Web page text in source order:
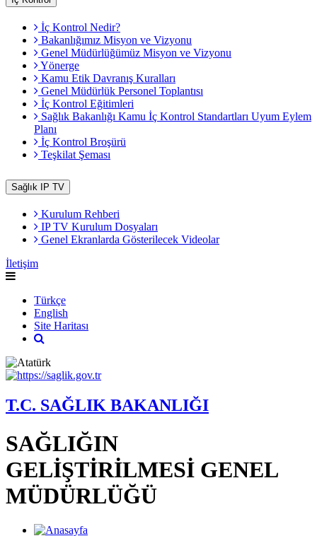
İç Kontrol Nedir?
Bakanlığımız Misyon ve Vizyonu
Genel Müdürlüğümüz Misyon ve Vizyonu
Yönerge
Kamu Etik Davranış Kuralları
Genel Müdürlük Personel Toplantısı
İç Kontrol Eğitimleri
Sağlık Bakanlığı Kamu İç Kontrol Standartları Uyum Eylem
Planı
İç Kontrol Broşürü
Teşkilat Şeması
Sağlık IP TV
Kurulum Rehberi
IP TV Kurulum Dosyaları
Genel Ekranlarda Gösterilecek Videolar
İletişim
Türkçe
English
Site Haritası
T.C. SAĞLIK BAKANLIĞI
SAĞLIĞIN
GELİŞTİRİLMESİ GENEL
MÜDÜRLÜĞÜ